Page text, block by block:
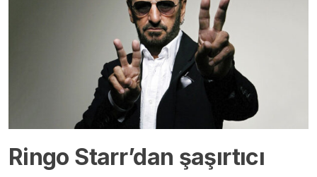
Ringo Starr’dan şaşırtıcı